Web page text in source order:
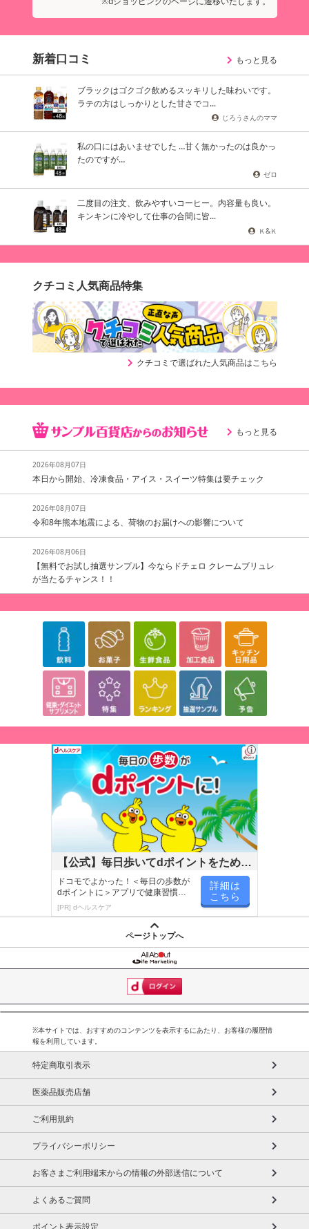
新着口コミ もっと見る
ブラックはゴクゴク飲めるスッキリした味わいです。
ラテの方はしっかりとした甘さでコ...
じろうさんのママ
私の口にはあいませでした …甘く無かったのは良かっ
たのですが…
ゼロ
二度目の注文、飲みやすいコーヒー。内容量も良い。
キンキンに冷やして仕事の合間に皆...
Ｋ&Ｋ
クチコミ人気商品特集
クチコミで選ばれた人気商品はこちら
もっと見る
2026年08月07日
本日から開始、冷凍食品・アイス・スイーツ特集は要チェック
2026年08月07日
令和8年熊本地震による、荷物のお届けへの影響について
2026年08月06日
【無料でお試し抽選サンプル】今ならドチェロ クレームブリュレ
が当たるチャンス！！
【公式】毎日歩いてdポイントをためよ
う！
ドコモでよかった！＜毎日の歩数が
dポイントに＞アプリで健康習慣が
楽しく続く！
[PR] dヘルスケア
詳細は
こちら
ページトップへ
※本サイトでは、おすすめのコンテンツを表示するにあたり、お客様の履歴情
報を利用しています。
特定商取引表示
医薬品販売店舗
ご利用規約
プライバシーポリシー
お客さまご利用端末からの情報の外部送信について
よくあるご質問
ポイント表示設定